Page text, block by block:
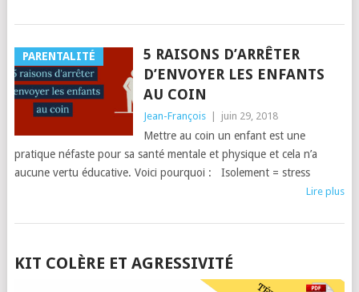
PARENTALITÉ
5 RAISONS D’ARRÊTER
D’ENVOYER LES ENFANTS
AU COIN
Jean-François juin 29, 2018
Mettre au coin un enfant est une
pratique néfaste pour sa santé mentale et physique et cela n’a
aucune vertu éducative. Voici pourquoi : Isolement = stress
Lire plus
POSTS
KIT COLÈRE ET AGRESSIVITÉ